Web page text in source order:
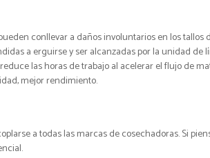
conllevar a daños involuntarios en los tallos
a erguirse y ser alcanzadas por la unidad de
las horas de trabajo al acelerar el flujo de
mejor rendimiento.
a todas las marcas de cosechadoras. Si